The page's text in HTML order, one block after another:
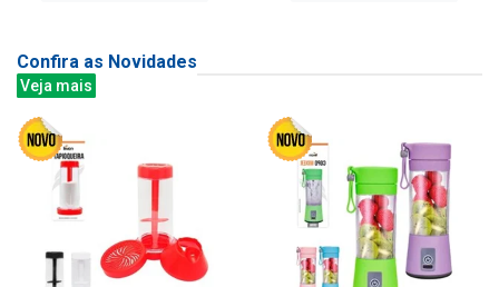
Confira as Novidades
Veja mais